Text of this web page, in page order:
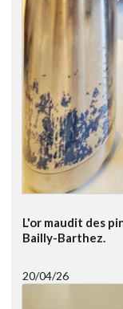
L'or maudit des
Bailly-Barthez.
20/04/26